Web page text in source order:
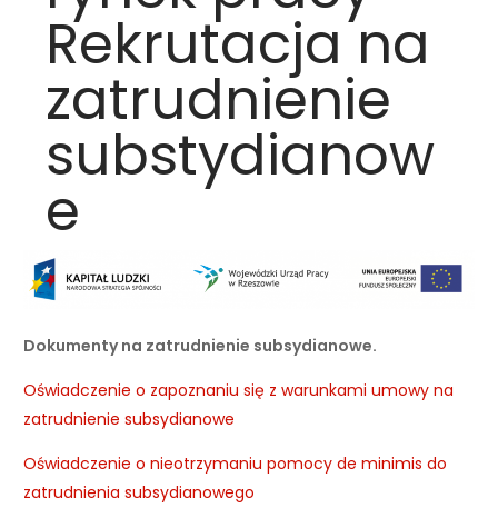
Rekrutacja na
zatrudnienie
substydianow
e
Dokumenty na zatrudnienie subsydianowe.
Oświadczenie o zapoznaniu się z warunkami umowy na
zatrudnienie subsydianowe
Oświadczenie o nieotrzymaniu pomocy de minimis do
zatrudnienia subsydianowego